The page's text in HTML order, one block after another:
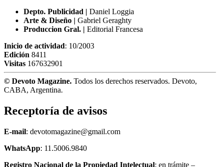
Depto. Publicidad | Daniel Loggia
Arte & Diseño | Gabriel Geraghty
Produccion Gral. | Editorial Francesa
Inicio de actividad: 10/2003
Edición 8411
Visitas 167632901
© Devoto Magazine. Todos los derechos reservados. Devoto,
CABA, Argentina.
Receptoría de avisos
E-mail: devotomagazine@gmail.com
WhatsApp: 11.5006.9840
Registro Nacional de la Propiedad Intelectual: en trámite –